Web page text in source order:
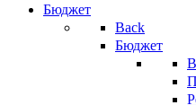
Бюджет
Back
Бюджет